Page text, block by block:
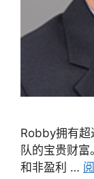
Robby拥有超
队的宝贵财
和非盈利 …